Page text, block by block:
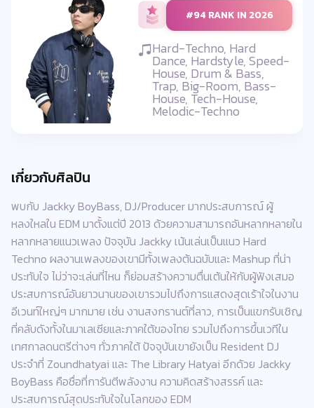
#94 RANK IN 2026
Hard-Techno, Hard
Dance, Hardstyle, Speed-
House, Drum & Bass,
Trap, Big-Room, Bass-
House, Tech-House,
Melodic-Techno
เกี่ยวกับศิลปิน
พบกับ Jackky BoyBass, DJ/Producer มากประสบการณ์ ผู้
หลงใหลใน EDM มาตั้งแต่ปี 2013 ด้วยความสามารถอันหลากหลายใน
หลากหลายแนวเพลง ปัจจุบัน Jackky เน้นเล่นเป็นแนว Hard
Techno ผลงานเพลงของเขามีทั้งเพลงต้นฉบับและ Mashup ที่น่า
ประทับใจ ไม่ว่าจะเล่นที่ไหน ก็ย่อมสร้างความตื่นเต้นให้กับผู้ฟังเสมอ
ประสบการณ์อันยาวนานของเขารวมไปถึงการแสดงสุดเร้าใจในงาน
อีเวนท์ใหญ่ๆ มากมาย เช่น งานสงกรานต์ที่ลาว, การเป็นแขกรับเชิญ
ที่คลับดังทั้งในมาเลเซียและภาคใต้ของไทย รวมไปถึงการขึ้นเวทีใน
เทศกาลดนตรีต่างๆ ทั่วภาคใต้ ปัจจุบันเขายังเป็น Resident DJ
ประจำที่ Zoundhatyai และ The Library Hatyai อีกด้วย Jackky
BoyBass คือชื่อที่การันตีพลังงาน ความคิดสร้างสรรค์ และ
ประสบการณ์สุดประทับใจในโลกของ EDM